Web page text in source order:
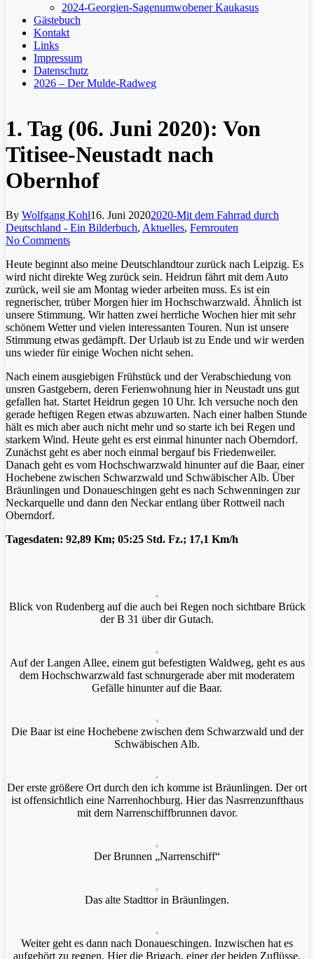
2024-Georgien-Sagenumwobener Kaukasus
Gästebuch
Kontakt
Links
Impressum
Datenschutz
2026 – Der Mulde-Radweg
1. Tag (06. Juni 2020): Von
Titisee-Neustadt nach
Obernhof
By Wolfgang Kohl16. Juni 20202020-Mit dem Fahrrad durch
Deutschland - Ein Bilderbuch, Aktuelles, Fernrouten
No Comments
Heute beginnt also meine Deutschlandtour zurück nach Leipzig. Es
wird nicht direkte Weg zurück sein. Heidrun fährt mit dem Auto
zurück, weil sie am Montag wieder arbeiten muss. Es ist ein
regnerischer, trüber Morgen hier im Hochschwarzwald. Ähnlich ist
unsere Stimmung. Wir hatten zwei herrliche Wochen hier mit sehr
schönem Wetter und vielen interessanten Touren. Nun ist unsere
Stimmung etwas gedämpft. Der Urlaub ist zu Ende und wir werden
uns wieder für einige Wochen nicht sehen.
Nach einem ausgiebigen Frühstück und der Verabschiedung von
unsren Gastgebern, deren Ferienwohnung hier in Neustadt uns gut
gefallen hat. Startet Heidrun gegen 10 Uhr. Ich versuche noch den
gerade heftigen Regen etwas abzuwarten. Nach einer halben Stunde
hält es mich aber auch nicht mehr und so starte ich bei Regen und
starkem Wind. Heute geht es erst einmal hinunter nach Oberndorf.
Zunächst geht es aber noch einmal bergauf bis Friedenweiler.
Danach geht es vom Hochschwarzwald hinunter auf die Baar, einer
Hochebene zwischen Schwarzwald und Schwäbischer Alb. Über
Bräunlingen und Donaueschingen geht es nach Schwenningen zur
Neckarquelle und dann den Neckar entlang über Rottweil nach
Oberndorf.
Tagesdaten: 92,89 Km; 05:25 Std. Fz.; 17,1 Km/h
Blick von Rudenberg auf die auch bei Regen noch sichtbare Brück
der B 31 über dir Gutach.
Auf der Langen Allee, einem gut befestigten Waldweg, geht es aus
dem Hochschwarzwald fast schnurgerade aber mit moderatem
Gefälle hinunter auf die Baar.
Die Baar ist eine Hochebene zwischen dem Schwarzwald und der
Schwäbischen Alb.
Der erste größere Ort durch den ich komme ist Bräunlingen. Der ort
ist offensichtlich eine Narrenhochburg. Hier das Nasrrenzunfthaus
mit dem Narrenschiffbrunnen davor.
Der Brunnen „Narrenschiff“
Das alte Stadttor in Bräunlingen.
Weiter geht es dann nach Donaueschingen. Inzwischen hat es
aufgehört zu regnen. Hier die Brigach, einer der beiden Zuflüsse,